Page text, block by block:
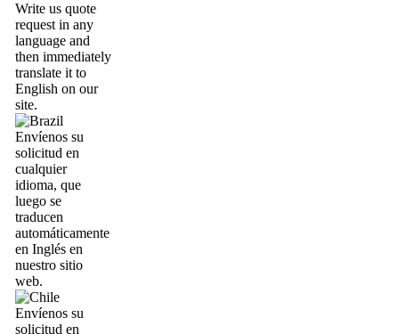
Write us quote
request in any
language and
then immediately
translate it to
English on our
site.
Envíenos su
solicitud en
cualquier
idioma, que
luego se
traducen
automáticamente
en Inglés en
nuestro sitio
web.
Envíenos su
solicitud en